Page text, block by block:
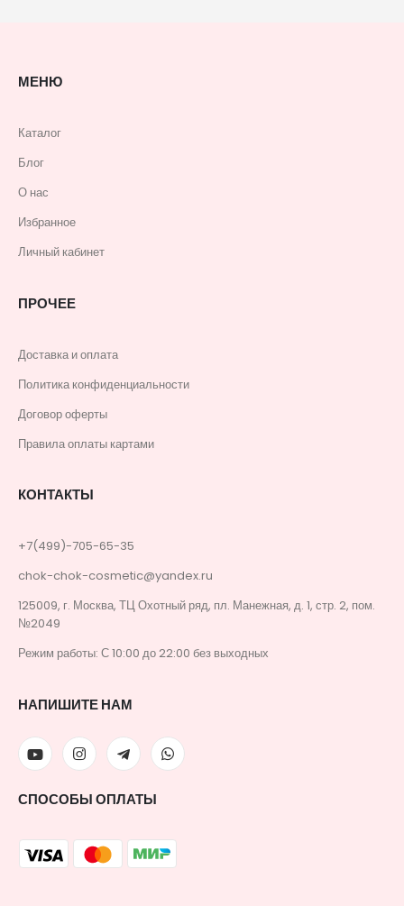
МЕНЮ
Каталог
Блог
О нас
Избранное
Личный кабинет
ПРОЧЕЕ
Доставка и оплата
Политика конфиденциальности
Договор оферты
Правила оплаты картами
КОНТАКТЫ
+7(499)-705-65-35
chok-chok-cosmetic@yandex.ru
125009, г. Москва, ТЦ Охотный ряд, пл. Манежная, д. 1, стр. 2, пом.
№2049
Режим работы: С 10:00 до 22:00 без выходных
НАПИШИТЕ НАМ
СПОСОБЫ ОПЛАТЫ